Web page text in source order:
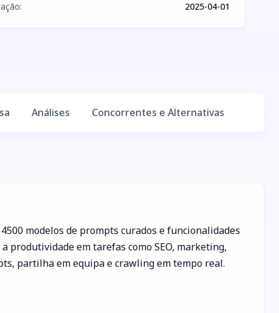
: 2025-04-01
Análises Concorrentes e Alternativas
modelos de prompts curados e funcionalidades
produtividade em tarefas como SEO, marketing,
partilha em equipa e crawling em tempo real.